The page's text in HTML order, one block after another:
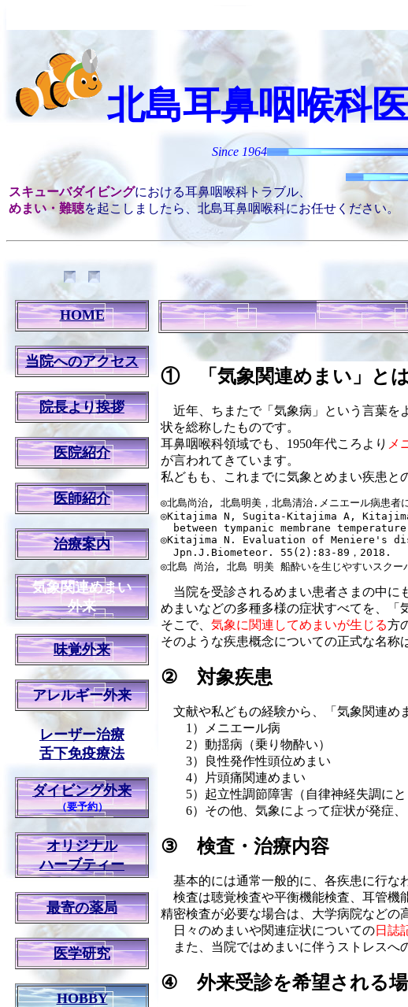
北島耳鼻咽喉科
Since 1964
スキューバダイビングにおける耳鼻咽喉科トラブル、
めまい・難聴を起こしましたら、北島耳鼻咽喉科にお任せください。
HOME
当院へのアクセス
院長より挨拶
医院紹介
医師紹介
治療案内
気象関連めまい
外来
味覚外来
アレルギー外来
レーザー治療
舌下免疫療法
ダイビング外来
（要予約）
オリジナル
ハーブティー
最寄の薬局
医学研究
HOBBY
① 「気象関連めまい」と
近年、ちまたで「気象病」という言葉を
状を総称したものです。
耳鼻咽喉科領域でも、1950年代ころより メ
が言われてきています。
私どもも、これまでに気象とめまい疾患と
◎北島尚治, 北島明美，北島清治.メニエール病患
◎Kitajima N, Sugita-Kitajima A, Kitajima
between tympanic membrane
◎Kitajima N. Evaluation of Meniere's
  Jpn.J.Biometeor. 55(2):83-89，2018.
◎北島 尚治, 北島 明美 船酔いを生じやすいス
当院を受診されるめまい患者さまの中に
めまいなどの多種多様の症状すべてを、「
そこで、 気象に関連してめまいが生じる方
そのような疾患概念についての正式な名称
② 対象疾患
文献や私どもの経験から、「気象関連め
1）メニエール病
2）動揺病（乗り物酔い）
3）良性発作性頭位めまい
4）片頭痛関連めまい
5）起立性調節障害（自律神経失調にと
6）その他、気象によって症状が発症、
③ 検査・治療内容
基本的には通常一般的に、各疾患に行な
検査は聴覚検査や平衡機能検査、耳管機
精密検査が必要な場合は、大学病院などの
日々のめまいや関連症状についての日誌
また、当院ではめまいに伴うストレスへ
④ 外来受診を希望される